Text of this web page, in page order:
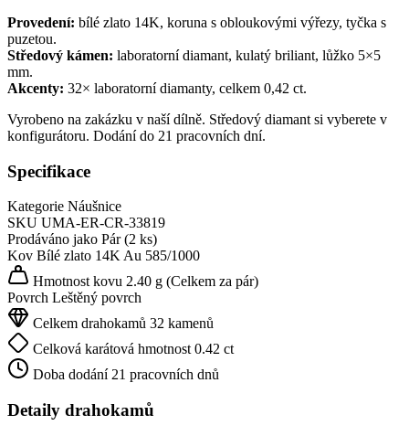
Provedení: bílé zlato 14K, koruna s obloukovými výřezy, tyčka s
puzetou.
Středový kámen: laboratorní diamant, kulatý briliant, lůžko 5×5
mm.
Akcenty: 32× laboratorní diamanty, celkem 0,42 ct.
Vyrobeno na zakázku v naší dílně. Středový diamant si vyberete v
konfigurátoru. Dodání do 21 pracovních dní.
Specifikace
Kategorie Náušnice
SKU UMA-ER-CR-33819
Prodáváno jako Pár (2 ks)
Kov Bílé zlato 14KAu 585/1000
Hmotnost kovu 2.40 g (Celkem za pár)
Povrch Leštěný povrch
Celkem drahokamů 32 kamenů
Celková karátová hmotnost 0.42 ct
Doba dodání 21 pracovních dnů
Detaily drahokamů